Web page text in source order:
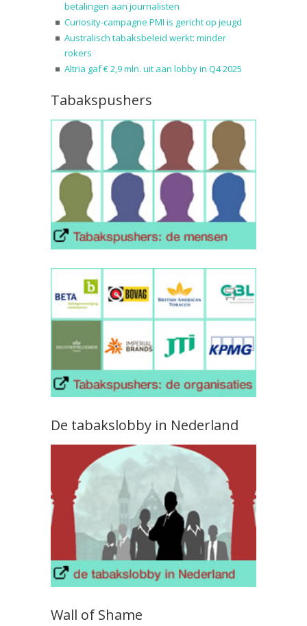
betalingen aan journalisten
Curiosity-campagne PMI is gericht op jeugd
Australisch tabaksbeleid werkt: minder
rokers
Altria gaf € 2,9 mln. uit aan lobby in Q4 2025
Tabakspushers
De tabakslobby in Nederland
Wall of Shame